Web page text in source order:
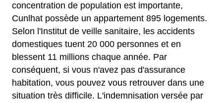
concentration de population est importante,
Cunlhat possède un appartement 895 logements.
Selon l'Institut de veille sanitaire, les accidents
domestiques tuent 20 000 personnes et en
blessent 11 millions chaque année. Par
conséquent, si vous n'avez pas d'assurance
habitation, vous pouvez vous retrouver dans une
situation très difficile. L'indemnisation versée par